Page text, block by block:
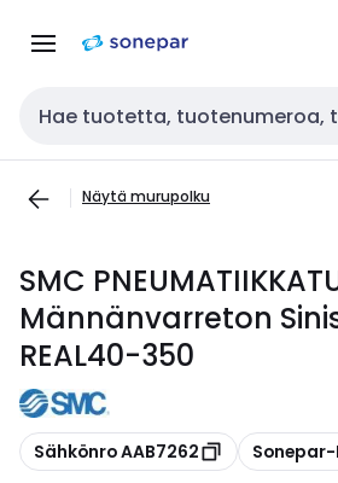
navigointiinsisältöön
Haku
Näytä murupolku
SMC
Männänvarreton
REAL40-350
Kopioi
Sähkönro AAB7262 Kopioi
Sonepar-